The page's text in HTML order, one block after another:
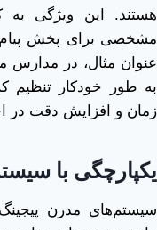
هستند. این ویژگی به
مشخصی برای پخش
عنوان مثال، در مدارس
به ‌طور خودکار تنظیم
زمان و افزایش دقت در
یکپارچگی با
سیستم‌های مدرن